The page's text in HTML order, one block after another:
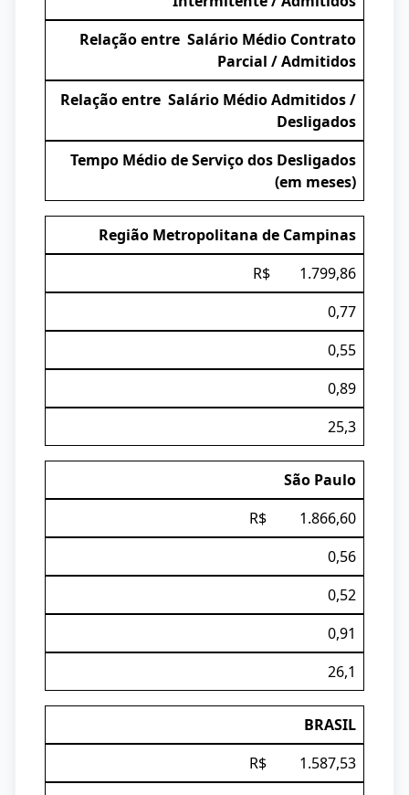
Relação entre Salário Médio Contrato
Parcial / Admitidos
Relação entre Salário Médio Admitidos /
Desligados
Tempo Médio de Serviço dos Desligados
(em meses)
Região Metropolitana de Campinas
R$ 1.799,86
0,77
0,55
0,89
25,3
São Paulo
R$ 1.866,60
0,56
0,52
0,91
26,1
BRASIL
R$ 1.587,53